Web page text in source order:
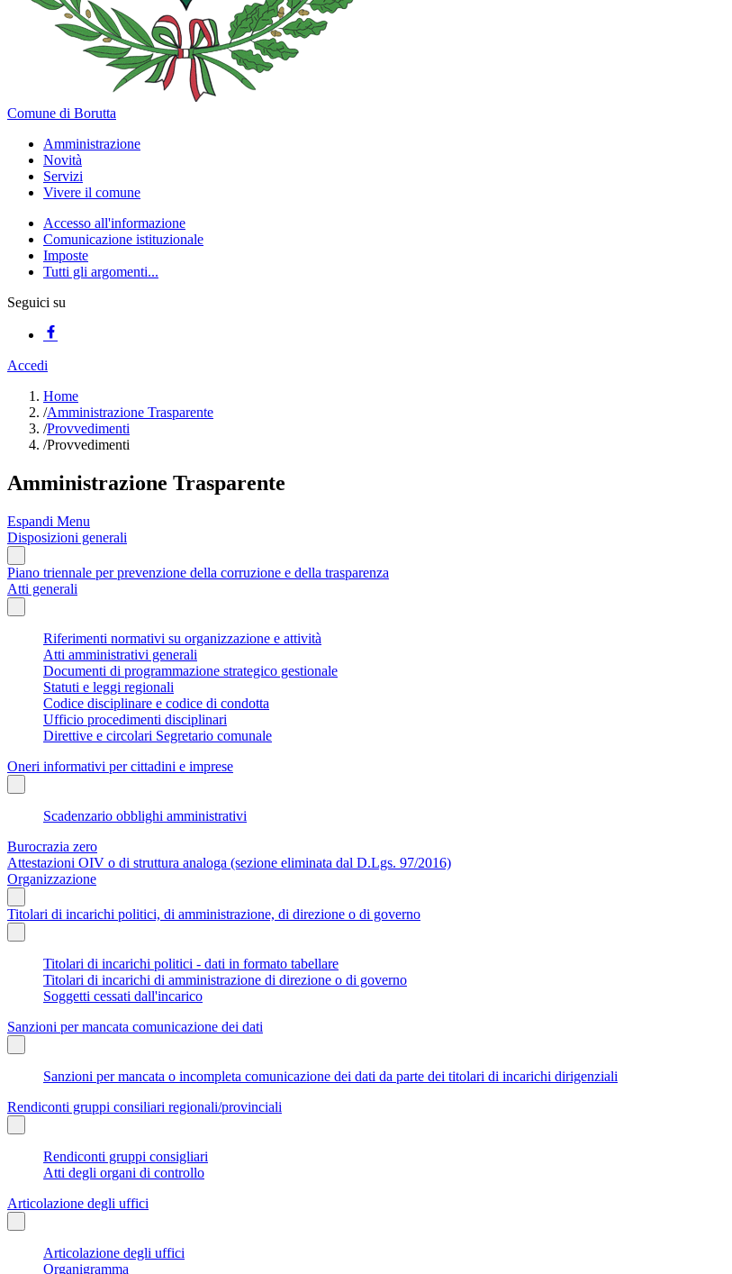
Comune di Borutta
Amministrazione
Novità
Servizi
Vivere il comune
Accesso all'informazione
Comunicazione istituzionale
Imposte
Tutti gli argomenti...
Seguici su
Accedi
Home
/Amministrazione Trasparente
/Provvedimenti
/Provvedimenti
Amministrazione Trasparente
Espandi Menu
Disposizioni generali
Piano triennale per prevenzione della corruzione e della trasparenza
Atti generali
Riferimenti normativi su organizzazione e attività
Atti amministrativi generali
Documenti di programmazione strategico gestionale
Statuti e leggi regionali
Codice disciplinare e codice di condotta
Ufficio procedimenti disciplinari
Direttive e circolari Segretario comunale
Oneri informativi per cittadini e imprese
Scadenzario obblighi amministrativi
Burocrazia zero
Attestazioni OIV o di struttura analoga (sezione eliminata dal D.Lgs. 97/2016)
Organizzazione
Titolari di incarichi politici, di amministrazione, di direzione o di governo
Titolari di incarichi politici - dati in formato tabellare
Titolari di incarichi di amministrazione di direzione o di governo
Soggetti cessati dall'incarico
Sanzioni per mancata comunicazione dei dati
Sanzioni per mancata o incompleta comunicazione dei dati da parte dei titolari di incarichi dirigenziali
Rendiconti gruppi consiliari regionali/provinciali
Rendiconti gruppi consigliari
Atti degli organi di controllo
Articolazione degli uffici
Articolazione degli uffici
Organigramma